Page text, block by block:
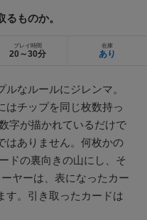
ものか。
プレイ時間
20～30分
在庫
あり
なルールにジレンマ。
チップを同じ枚数持っ
字が描かれているだけで
はありません。何枚かの
ドの裏向きの山にし、そ
ヤーは、表になったカー
す。引き取ったカードは